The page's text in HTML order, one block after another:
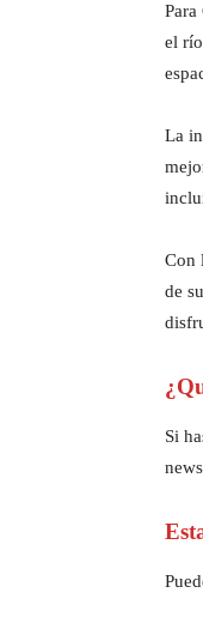
el
La
Con
de
Si